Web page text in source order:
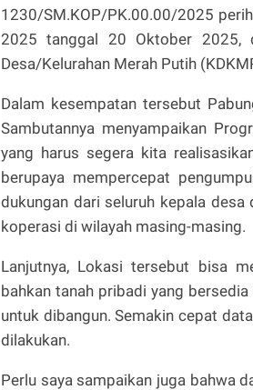
1230/SM.KOP/PK.00.00/2025
2025 tanggal 20 Oktober 2025,
Desa/Kelurahan Merah Putih
Dalam kesempatan tersebut
Sambutannya menyampaikan
yang harus segera kita
berupaya mempercepat
dukungan dari seluruh kepala
koperasi di wilayah masing-masing.
Lanjutnya, Lokasi tersebut bisa
bahkan tanah pribadi yang
untuk dibangun. Semakin cepat
dilakukan.
Perlu saya sampaikan juga bahwa